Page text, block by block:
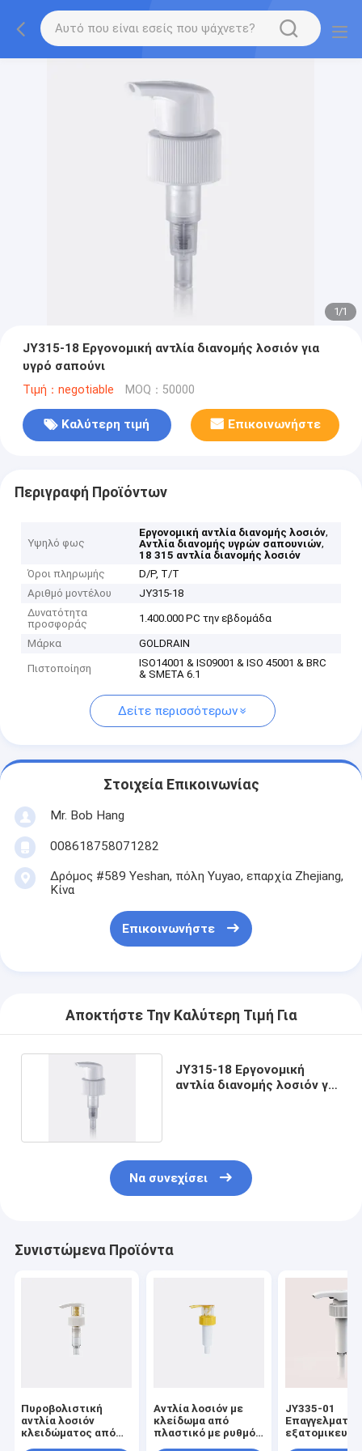
1/1
JY315-18 Εργονομική αντλία διανομής λοσιόν για
υγρό σαπούνι
Τιμή：negotiable MOQ：50000
Καλύτερη τιμή Επικοινωνήστε
Περιγραφή Προϊόντων
Υψηλό φως
Εργονομική αντλία διανομής λοσιόν,
Αντλία διανομής υγρών σαπουνιών,
18 315 αντλία διανομής λοσιόν
Όροι πληρωμής
D/P, T/T
Αριθμό μοντέλου
JY315-18
Δυνατότητα
προσφοράς
1.400.000 PC την εβδομάδα
Μάρκα GOLDRAIN
Πιστοποίηση
ISO14001 & IS09001 & ISO 45001 & BRC
& SMETA 6.1
Δείτε περισσότερων
Στοιχεία Επικοινωνίας
Mr. Bob Hang
008618758071282
Δρόμος #589 Yeshan, πόλη Yuyao, επαρχία Zhejiang,
Κίνα
Επικοινωνήστε
Αποκτήστε Την Καλύτερη Τιμή Για
JY315-18 Εργονομική
αντλία διανομής λοσιόν για
Να συνεχίσει
Συνιστώμενα Προϊόντα
Πυροβολιστική
αντλία λοσιόν
κλειδώματος από
Αντλία λοσιόν με
κλείδωμα από
πλαστικό με ρυθμό
JY335-01